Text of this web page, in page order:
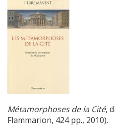
Métamorphoses de la Cité,
Flammarion, 424 pp., 2010).